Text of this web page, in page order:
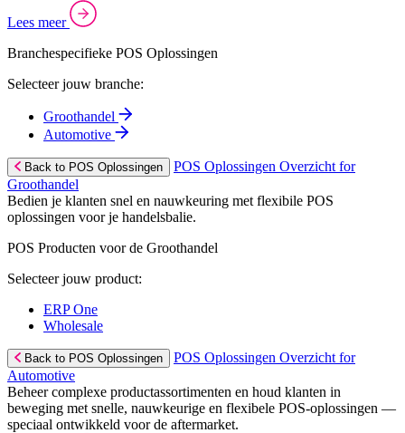
Lees meer
Branchespecifieke POS Oplossingen
Selecteer jouw branche:
Groothandel
Automotive
Back to POS Oplossingen
POS Oplossingen Overzicht for
Groothandel
Bedien je klanten snel en nauwkeuring met flexibile POS
oplossingen voor je handelsbalie.
POS Producten voor de Groothandel
Selecteer jouw product:
ERP One
Wholesale
Back to POS Oplossingen
POS Oplossingen Overzicht for
Automotive
Beheer complexe productassortimenten en houd klanten in
beweging met snelle, nauwkeurige en flexibele POS-oplossingen —
speciaal ontwikkeld voor de aftermarket.